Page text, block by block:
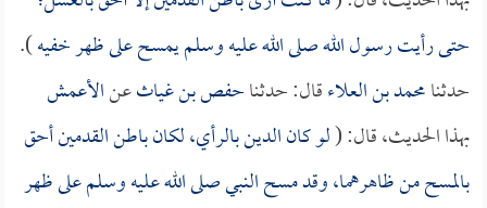
حتى رأيت رسول الله صلى الله عليه وسلم يمسح على ظهر خفيه).
حدثنامحمد بن العلاءقال: حدثناحفص بن غياثعنالأعمش
بهذا الحديث، قال: (لو كان الدين بالرأي، لكان باطن القدمين أحق
بالمسح من ظاهرهما، وقد مسح النبي صلى الله عليه وسلم على ظهر